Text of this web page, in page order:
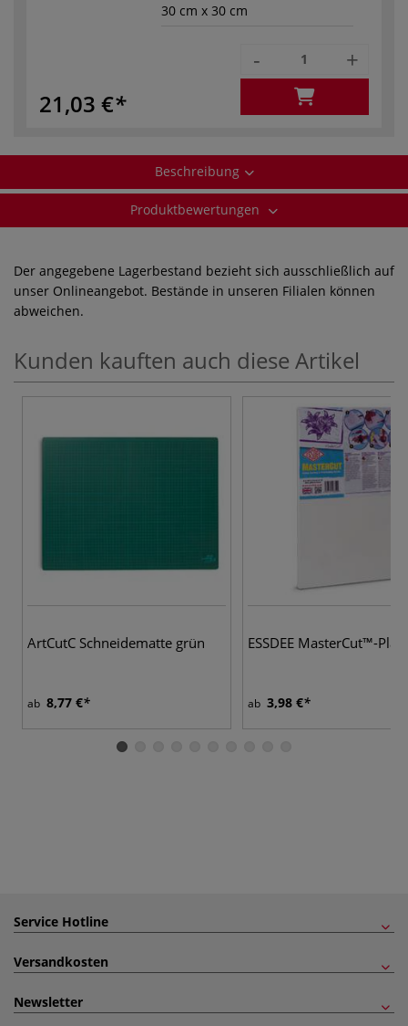
30 cm x 30 cm
21,03 €
- +
Beschreibung
Produktbewertungen
Der angegebene Lagerbestand bezieht sich ausschließlich auf
unser Onlineangebot. Bestände in unseren Filialen können
abweichen.
Kunden kauften auch diese Artikel
ArtCutC Schneidematte grün
ab 8,77 €
ESSDEE MasterCut™-
ab 3,98 €
Service Hotline
Versandkosten
Newsletter